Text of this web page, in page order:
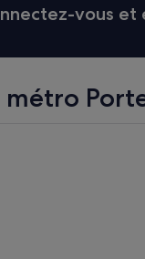
vous et